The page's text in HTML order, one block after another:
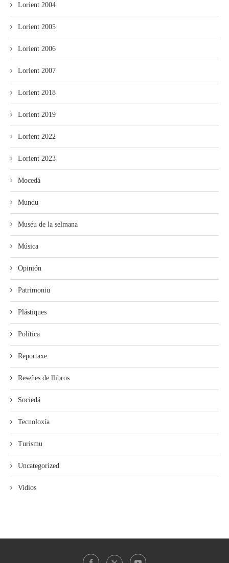
Lorient 2004
Lorient 2005
Lorient 2006
Lorient 2007
Lorient 2018
Lorient 2019
Lorient 2022
Lorient 2023
Mocedá
Mundu
Muséu de la selmana
Música
Opinión
Patrimoniu
Plástiques
Política
Reportaxe
Reseñes de llibros
Sociedá
Tecnoloxía
Turismu
Uncategorized
Vidios